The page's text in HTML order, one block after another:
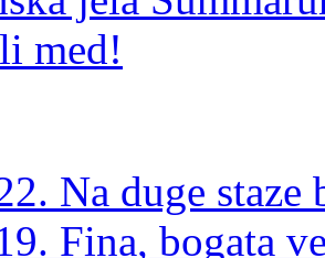
med!
Na duge staze
Fina, bogata